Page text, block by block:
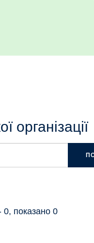
організації
0, показано 0